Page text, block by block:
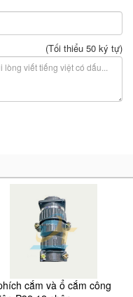
(Tối thiểu 50 ký tự)
cắm và ổ cắm công